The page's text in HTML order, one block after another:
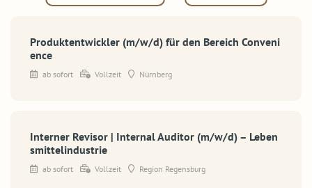
Produktentwickler (m/w/d) für den Bereich Conveni
ence
ab sofort Vollzeit Nürnberg
Interner Revisor | Internal Auditor (m/w/d) – Leben
smittelindustrie
ab sofort Vollzeit Region Regensburg